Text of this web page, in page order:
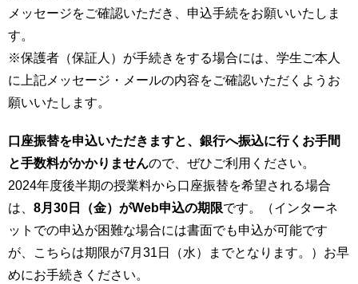
社
連
携
試
報
組
お
問
卒
生
の
方
地
域
の
教
職
員
メッセージをご確認いただき、申込手続をお願いいたしま
す。
※保護者（保証人）が手続きをする場合には、学生ご本人
に上記メッセージ・メールの内容をご確認いただくようお
願いいたします。
口座振替を申込いただきますと、銀行へ振込に行くお手間
と手数料がかかりませんので、ぜひご利用ください。
2024年度後半期の授業料から口座振替を希望される場合
は、 8月30日（金）がWeb申込の期限です。（インターネ
ットでの申込が困難な場合には書面でも申込が可能です
が、こちらは期限が7月31日（水）までとなります。）お早
めにお手続きください。